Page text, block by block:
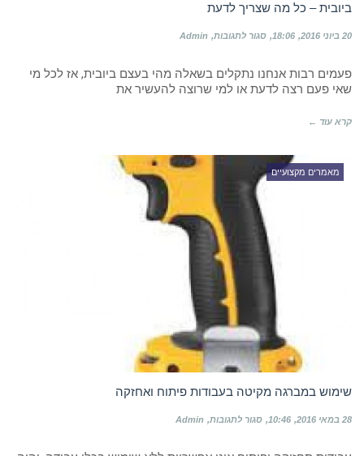
ביובית – כל מה שצריך לדעת
20 ביוני 2016 18:06 סגור לתגובות על
כל
מה
Admin
פעמים רבות אנחנו נתקלים בשאלה מהי בעצם ביובית, אז לכל מי
שאי פעם רצה לדעת או למי שרוצה להעשיר את
קרא עוד ←
מאמרים מקצועיים
שימוש במברגה מקיטה בעבודות פיתוח ואחזקה
28 במאי 2016 10:46 סגור לתגובות עלAdmin